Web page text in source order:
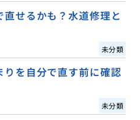
せるかも？水道修理と
未分類
を自分で直す前に確認
未分類